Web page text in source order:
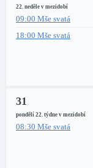
22. neděle v mezidobí
09:00 Mše svatá
18:00 Mše svatá
31
pondělí 22. týdne v mezidobí
08:30 Mše svatá